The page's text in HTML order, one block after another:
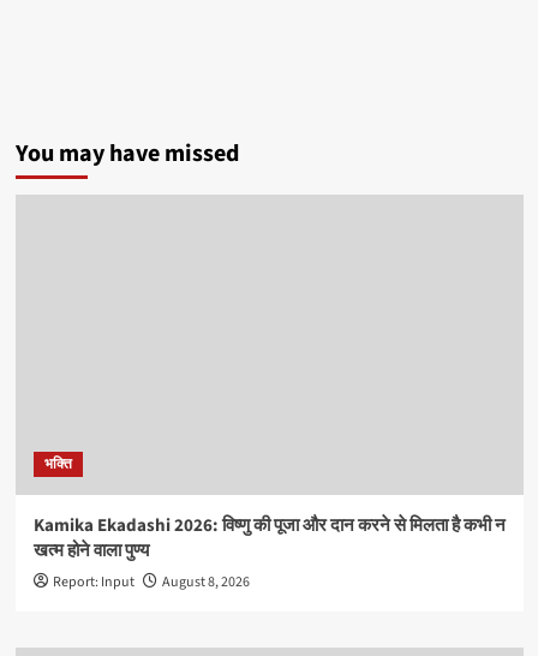
You may have missed
भक्ति
Kamika Ekadashi 2026: विष्णु की पूजा और दान करने से मिलता है कभी न
खत्म होने वाला पुण्य
Report: Input August 8, 2026